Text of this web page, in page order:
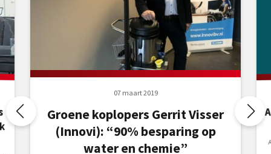
07 maart 2019
Groene koplopers Gerrit Visser
(Innovi): “90% besparing op
water en chemie”